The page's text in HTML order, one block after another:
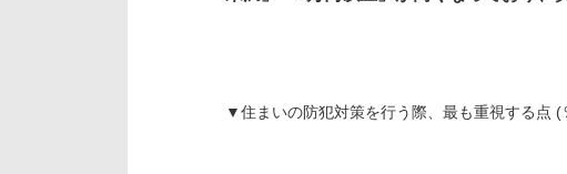
▼住まいの防犯対策を行う際、最も重視する点 (